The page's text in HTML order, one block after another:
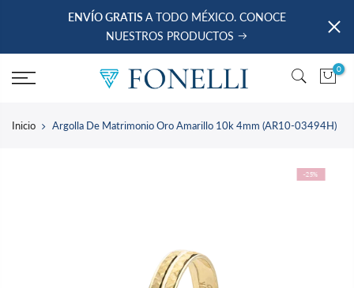
ENVÍO GRATIS A TODO MÉXICO. CONOCE
NUESTROS PRODUCTOS
0
Inicio Argolla De Matrimonio Oro Amarillo 10k 4mm (AR10-03494H)
-25%